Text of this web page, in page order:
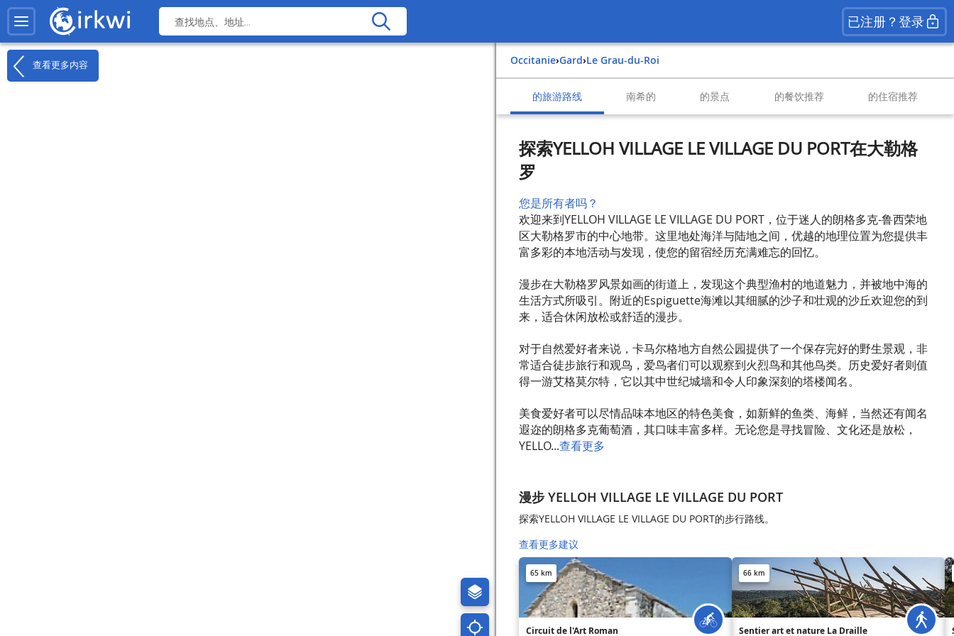
已注册？登录
查看更多内容 Occitanie› Gard› Le Grau-du-Roi
的旅游路线 南希的 的景点 的餐饮推荐 的住宿推荐
探索YELLOH VILLAGE LE VILLAGE DU PORT在大勒格
罗
您是所有者吗？
欢迎来到YELLOH VILLAGE LE VILLAGE DU PORT，位于迷人的朗格多克-鲁西荣地
区大勒格罗市的中心地带。这里地处海洋与陆地之间，优越的地理位置为您提供丰
富多彩的本地活动与发现，使您的留宿经历充满难忘的回忆。
漫步在大勒格罗风景如画的街道上，发现这个典型渔村的地道魅力，并被地中海的
生活方式所吸引。附近的Espiguette海滩以其细腻的沙子和壮观的沙丘欢迎您的到
来，适合休闲放松或舒适的漫步。
对于自然爱好者来说，卡马尔格地方自然公园提供了一个保存完好的野生景观，非
常适合徒步旅行和观鸟，爱鸟者们可以观察到火烈鸟和其他鸟类。历史爱好者则值
得一游艾格莫尔特，它以其中世纪城墙和令人印象深刻的塔楼闻名。
美食爱好者可以尽情品味本地区的特色美食，如新鲜的鱼类、海鲜，当然还有闻名
遐迩的朗格多克葡萄酒，其口味丰富多样。无论您是寻找冒险、文化还是放松，
YELLO...查看更多
漫步 YELLOH VILLAGE LE VILLAGE DU PORT
探索YELLOH VILLAGE LE VILLAGE DU PORT的步行路线。
查看更多建议
65 km
Circuit de l'Art Roman
66 km
Sentier art et nature La Draille